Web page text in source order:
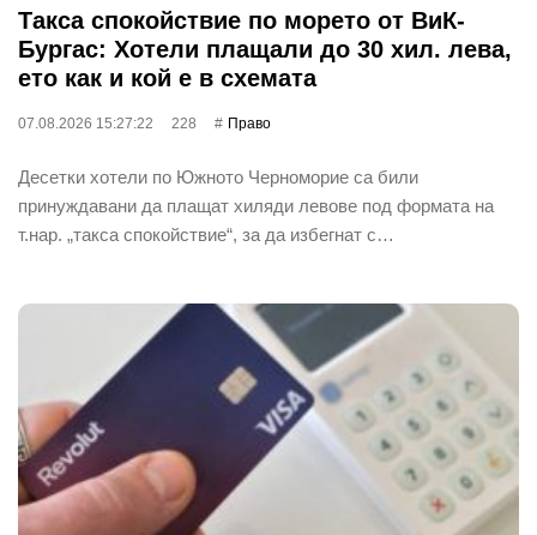
Такса спокойствие по морето от ВиК-
Бургас: Хотели плащали до 30 хил. лева,
ето как и кой е в схемата
07.08.2026 15:27:22 228 Право
Десетки хотели по Южното Черноморие са били
принуждавани да плащат хиляди левове под формата на
т.нар. „такса спокойствие“, за да избегнат с…